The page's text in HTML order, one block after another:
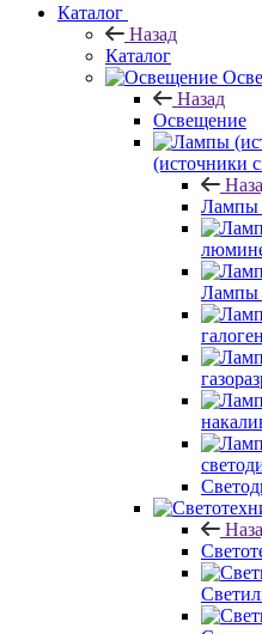
Каталог
Назад
Каталог
Назад
Освещение
(источники
Лампы
Лампы